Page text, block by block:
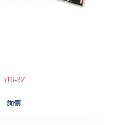
516-3Z
詢價